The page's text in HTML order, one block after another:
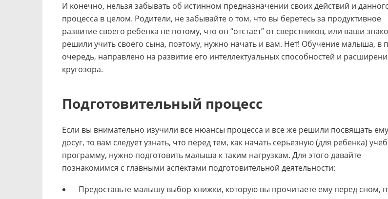
И конечно, нельзя забывать об истинном предназначении своих действий и
процесса в целом. Родители, не забывайте о том, что вы беретесь за продуктивное
развитие своего ребенка не потому, что он “отстает” от сверстников, или ваши
решили учить своего сына, поэтому, нужно начать и вам. Нет! Обучение малыша, в
очередь, направлено на развитие его интеллектуальных способностей и
кругозора.
Подготовительный процесс
Если вы внимательно изучили все нюансы процесса и все же решили посвящать
досуг, то вам следует узнать, что перед тем, как начать серьезную (для ребенка)
программу, нужно подготовить малыша к таким нагрузкам. Для этого давайте
познакомимся с главными аспектами подготовительной деятельности:
Предоставьте малышу выбор книжки, которую вы прочитаете ему перед сном,